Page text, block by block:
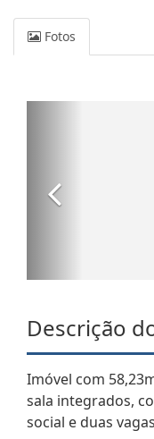
Fotos
Descrição
Imóvel com
sala integrados,
social e duas